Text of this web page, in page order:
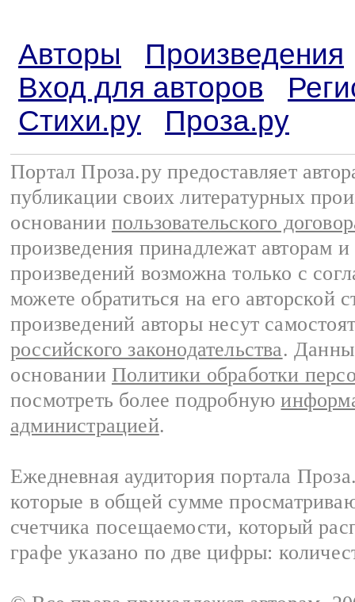
Авторы
Произведения
Вход для авторов
Стихи.ру
Проза.ру
Портал Проза.ру предоставляет
публикации своих литературных
основании пользовательского
произведения принадлежат авторам
произведений возможна только с
можете обратиться на его авторской
произведений авторы несут
российского законодательства.
основании Политики обработки
посмотреть более подробную
администрацией.
Ежедневная аудитория портала
которые в общей сумме
счетчика посещаемости, который
графе указано по две цифры: